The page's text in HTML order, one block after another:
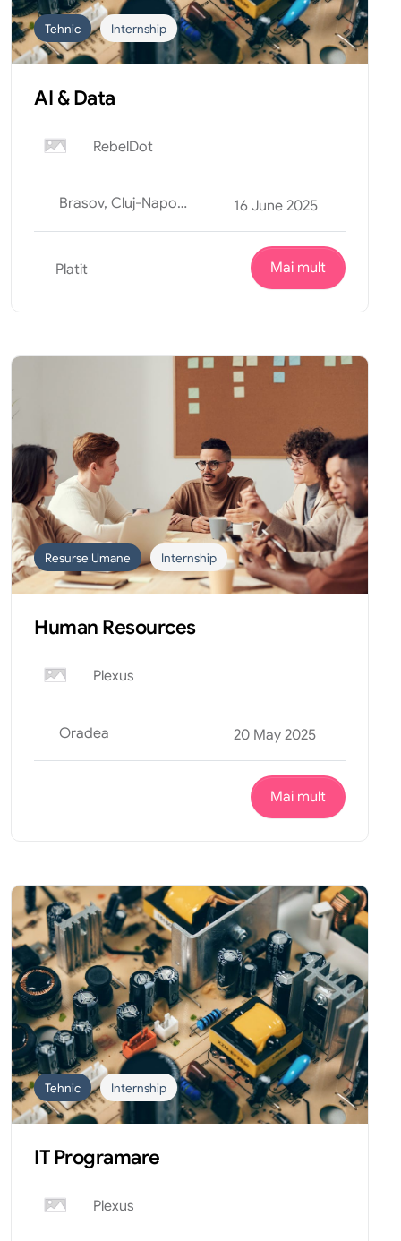
Tehnic Internship
AI & Data
RebelDot
Brasov, Cluj-Napoca, Oradea 16 June 2025
Platit Mai mult
Resurse Umane Internship
Human Resources
Plexus
Oradea 20 May 2025
Mai mult
Tehnic Internship
IT Programare
Plexus